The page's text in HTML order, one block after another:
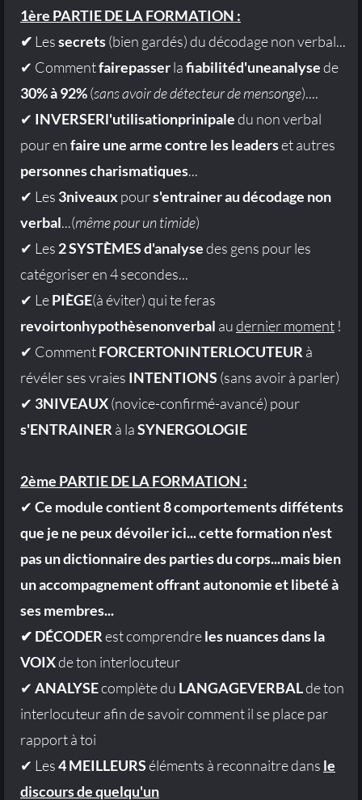
1ère PARTIE DE LA FORMATION :
✔ Lessecrets(bien gardés) du décodage non verbal...
✔ Commentfairepasserlafiabilitéd'uneanalysede
30% à 92%(sans avoir de détecteur de mensonge)....
✔ INVERSERl'utilisationprinipaledu non verbal
pour enfaire une arme contre les leaderset autres
personnes charismatiques...
✔ Les 3niveaux pours'entrainer au décodage non
verbal...(même pour un timide)
✔ Les 2 SYSTÈMES d'analysedes gens pour les
catégoriser en 4 secondes...
✔ LePIÈGE(à éviter) qui te feras
revoirtonhypothèsenonverbal audernier moment !
✔ CommentFORCERTONINTERLOCUTEUR à
révéler ses vraies INTENTIONS (sans avoir à parler)
✔ 3NIVEAUX(novice-confirmé-avancé) pour
s'ENTRAINER à laSYNERGOLOGIE
2ème PARTIE DE LA FORMATION :
✔ Ce module contient 8 comportements diffétents
que je ne peux dévoiler ici... cette formation n'est
pas un dictionnaire des parties du corps...mais bien
un accompagnement offrant autonomie et libeté à
ses membres...
✔ DÉCODERest comprendreles nuances dans la
VOIXde ton interlocuteur
✔ ANALYSEcomplète du LANGAGEVERBALde ton
interlocuteur afin de savoir comment il se place par
rapport à toi
✔ Les4 MEILLEURSéléments à reconnaitre dans le
discours de quelqu'un